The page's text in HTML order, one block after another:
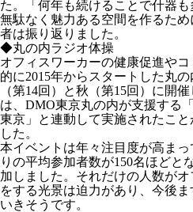
た。「何年も続けることで什器も
無駄なく魅力ある空間を作るた
者は振り返りました。
◆丸の内ラジオ体操
オフィスワーカーの健康促進や
的に2015年からスタートした丸
（第14回）と秋（第15回）に開
は、DMO東京丸の内が支援する
東京」と連動して実施されたこ
した。
本イベントは年々注目度が高まっ
りの平均参加者数が150名ほどと
加しました。それだけの人数が
をする光景は迫力があり、今後
いきそうです。